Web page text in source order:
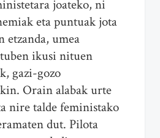
joateko, ni
eta puntuak jota
etzanda, umea
ikusi nituen
gazi-gozo
Orain alabak urte
nire talde feministako
dut. Pilota